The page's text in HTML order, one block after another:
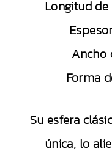
Longitud
Ancho
Forma
Su esfera
única, lo